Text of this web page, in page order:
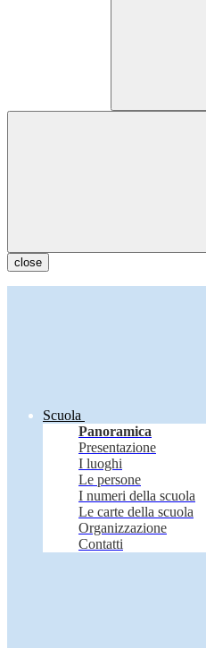
close
Scuola
Panoramica
Presentazione
I luoghi
Le persone
I numeri della scuola
Le carte della scuola
Organizzazione
Contatti